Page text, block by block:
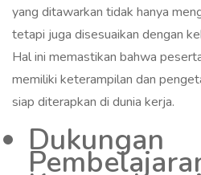
yang ditawarkan tidak hanya
tetapi juga disesuaikan dengan
Hal ini memastikan bahwa
memiliki keterampilan dan
siap diterapkan di dunia kerja.
Dukungan